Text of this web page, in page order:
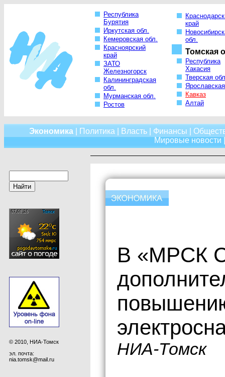
Республика
Бурятия
Иркутская обл.
Кемеровская обл.
Красноярский
край
ЗАТО
Железногорск
Калининградская
обл.
Мурманская обл.
Ростов
край
обл.
Томская
Республика
Хакасия
Тверская
Кавказ
Алтай
Экономика| Политика Власть| Финансы
Мировые новости
© 2010, НИА-Томск
эл. почта:
nia.tomsk@mail.ru
В «МРСК
НИА-Томск